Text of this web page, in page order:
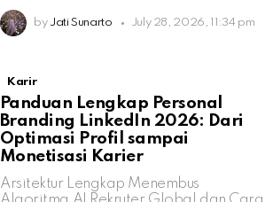
by Jati Sunarto July 28, 2026, 11:34 pm
Karir
Panduan Lengkap Personal
Branding LinkedIn 2026: Dari
Optimasi Profil sampai
Monetisasi Karier
Arsitektur Lengkap Menembus